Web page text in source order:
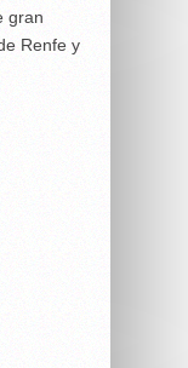
gran
Renfe y